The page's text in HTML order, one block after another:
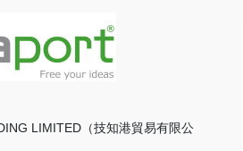
LIMITED（技知港貿易有限公